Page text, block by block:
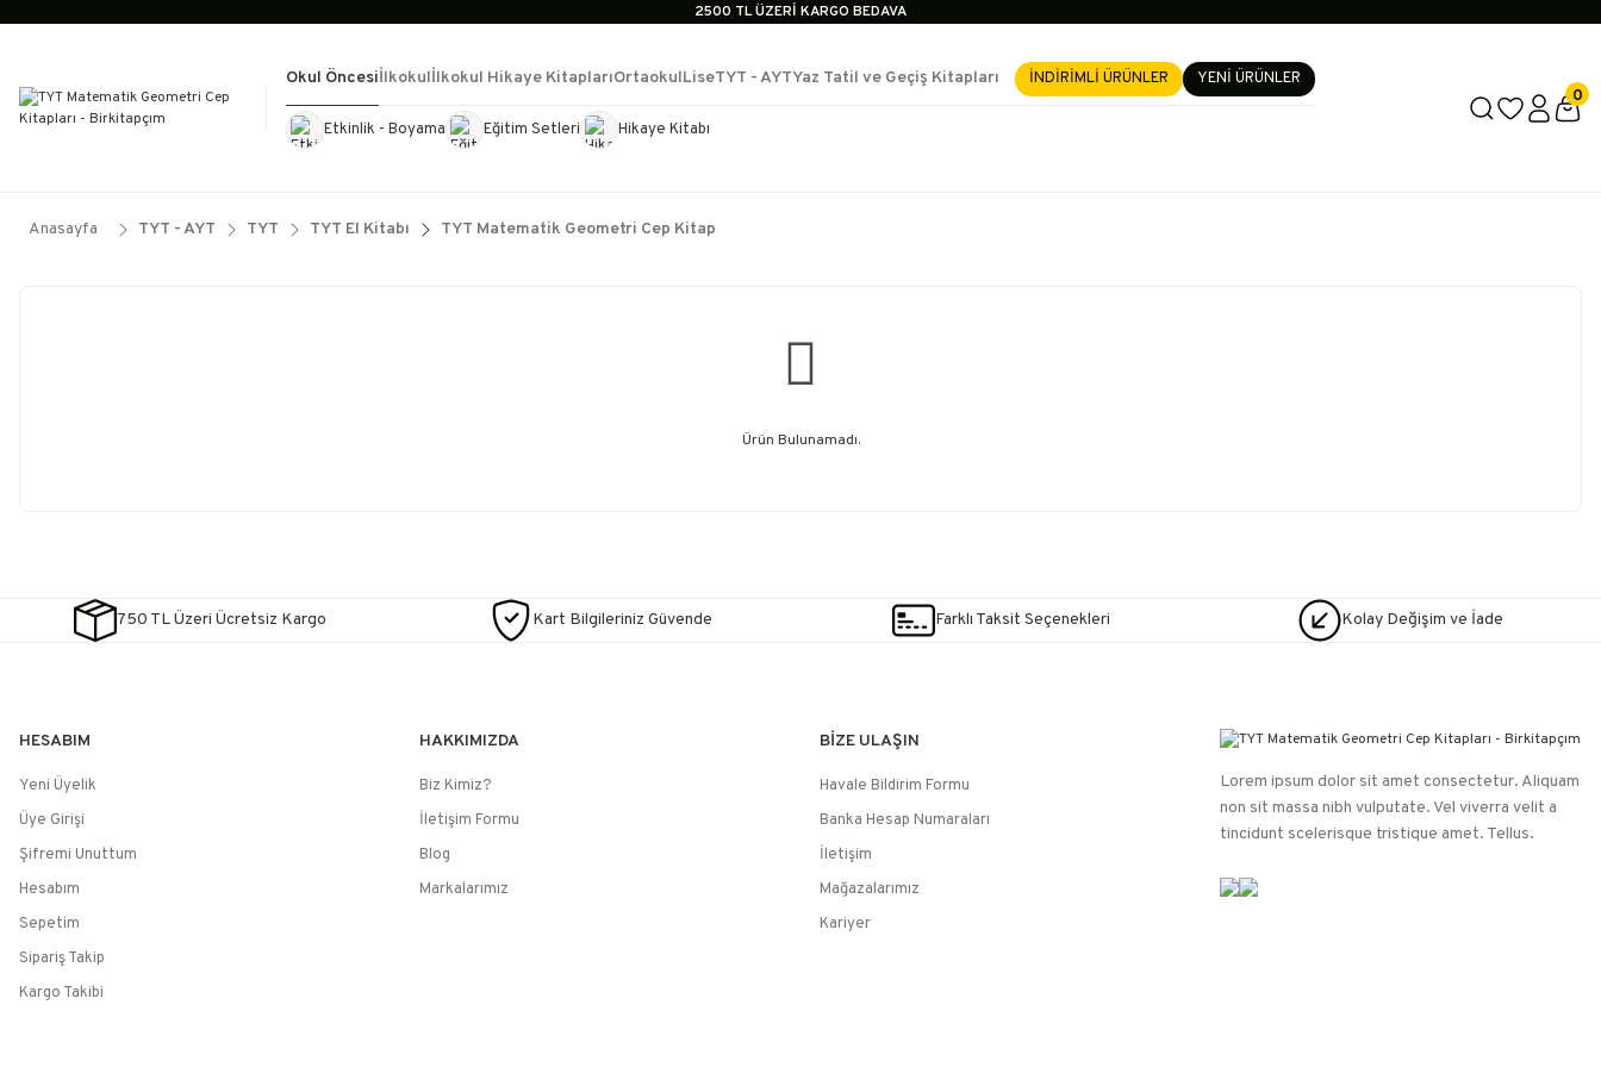
2500 TL ÜZERİ KARGO BEDAVA
İçerik #4
Okul Öncesi
Etkinlik - Boyama Eğitim Setleri Hikaye Kitabı
İlkokulİlkokul Hikaye KitaplarıOrtaokulLiseTYT - AYTYaz Tatil ve Geçiş Kitapları
Kültür KitaplarıKırtasiye Görevde Yükselme- Uzmanlık
İNDİRİMLİ ÜRÜNLER YENİ ÜRÜNLER
0
Anasayfa TYT - AYT TYT TYT El Kitabı TYT Matematik Geometri Cep Kitap
Ürün Bulunamadı.
750 TL Üzeri Ücretsiz Kargo Kart Bilgileriniz Güvende Farklı Taksit Seçenekleri Kolay Değişim ve İade
HESABIM
Yeni Üyelik
Üye Girişi
Şifremi Unuttum
Hesabım
Sepetim
Sipariş Takip
Kargo Takibi
HAKKIMIZDA
Biz Kimiz?
İletişim Formu
Blog
Markalarımız
BİZE ULAŞIN
Havale Bildirim Formu
Banka Hesap Numaraları
İletişim
Mağazalarımız
Kariyer
Lorem ipsum dolor sit amet consectetur. Aliquam
non sit massa nibh vulputate. Vel viverra velit a
tincidunt scelerisque tristique amet. Tellus.